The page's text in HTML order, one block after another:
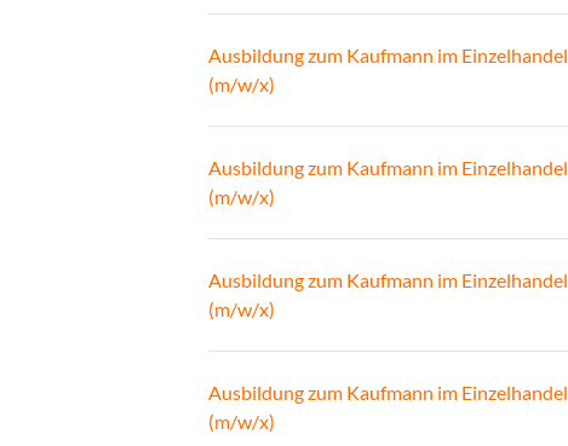
Ausbildung zum Kaufmann im Einzelhandel
(m/w/x)
Ausbildung zum Kaufmann im Einzelhandel
(m/w/x)
Ausbildung zum Kaufmann im Einzelhandel
(m/w/x)
Ausbildung zum Kaufmann im Einzelhandel
(m/w/x)